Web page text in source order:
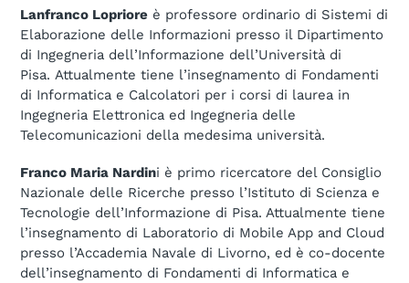
Lanfranco Lopriore è professore ordinario di Sistemi di
Elaborazione delle Informazioni presso il Dipartimento
di Ingegneria dell’Informazione dell’Università di
Pisa. Attualmente tiene l’insegnamento di Fondamenti
di Informatica e Calcolatori per i corsi di laurea in
Ingegneria Elettronica ed Ingegneria delle
Telecomunicazioni della medesima università.
Franco Maria Nardini è primo ricercatore del Consiglio
Nazionale delle Ricerche presso l’Istituto di Scienza e
Tecnologie dell’Informazione di Pisa. Attualmente tiene
l’insegnamento di Laboratorio di Mobile App and Cloud
presso l’Accademia Navale di Livorno, ed è co-docente
dell’insegnamento di Fondamenti di Informatica e